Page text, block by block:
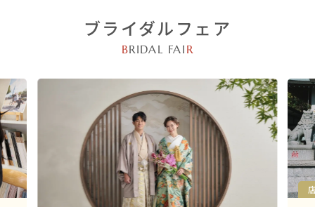
ブライダルフェア
BRIDAL FAI R